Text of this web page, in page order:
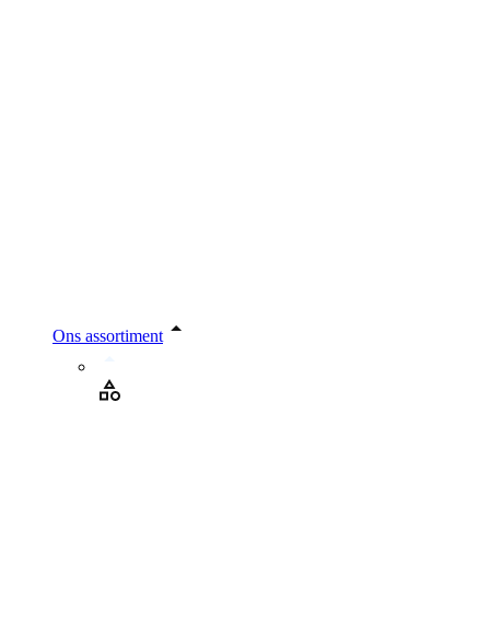
Ons assortiment